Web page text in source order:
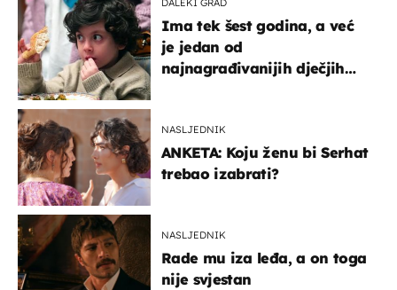
DALEKI GRAD
Ima tek šest godina, a već
je jedan od
najnagrađivanijih dječjih
NASLJEDNIK
ANKETA: Koju ženu bi Serhat
trebao izabrati?
NASLJEDNIK
Rade mu iza leđa, a on toga
nije svjestan